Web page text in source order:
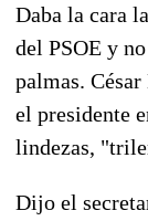
Daba la cara
del PSOE y
palmas.
el presidente
lindezas,
Dijo el